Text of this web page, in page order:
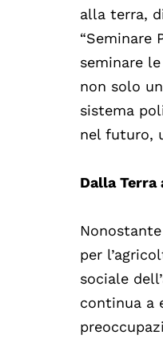
alla terra,
“Seminare
seminare
non solo
sistema
nel futuro,
Dalla Terra
per
sociale
continua a